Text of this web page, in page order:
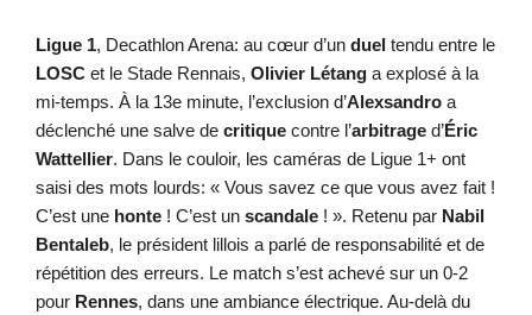
Ligue 1, Decathlon Arena: au cœur d’un duel tendu entre le
LOSC et le Stade Rennais, Olivier Létang a explosé à la
mi-temps. À la 13e minute, l’exclusion d’Alexsandro a
déclenché une salve de critique contre l’arbitrage d’Éric
Wattellier. Dans le couloir, les caméras de Ligue 1+ ont
saisi des mots lourds: « Vous savez ce que vous avez fait !
C’est une honte ! C’est un scandale ! ». Retenu par Nabil
Bentaleb, le président lillois a parlé de responsabilité et de
répétition des erreurs. Le match s’est achevé sur un 0-2
pour Rennes, dans une ambiance électrique. Au-delà du